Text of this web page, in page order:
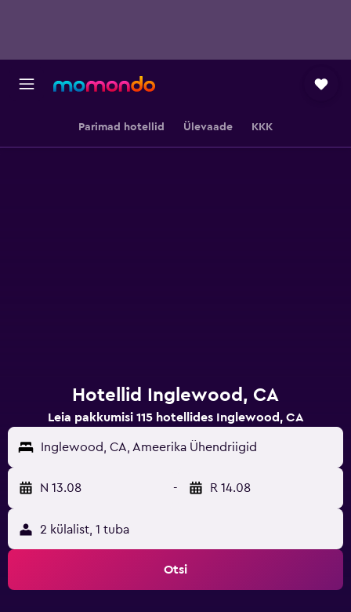
Parimad hotellid Ülevaade KKK
Hotellid Inglewood, CA
Leia pakkumisi 115 hotellides Inglewood, CA
Inglewood, CA, Ameerika Ühendriigid
N 13.08 - R 14.08
2 külalist, 1 tuba
Otsi